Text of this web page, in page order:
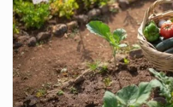
potager
bio
et
durable
dans
son